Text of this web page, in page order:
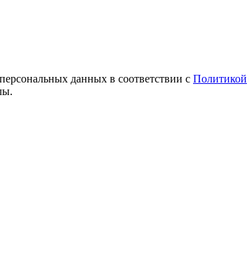
данных в соответствии с Политикой